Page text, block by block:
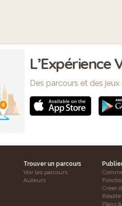
L’Expérience
Des parcours et des
Trouver un parcours
Voir les parcours
Auteurs
Créer
Plans